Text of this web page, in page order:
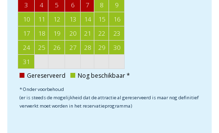
3
4 5 6 7 8
9
10
11 12 13 14 15
16
17
18 19 20 21 22
23
24
25 26 27 28 29
30
31
Gereserveerd Nog beschikbaar *
* Onder voorbehoud
(er is steeds de mogelijkheid dat de attractie al gereserveerd is maar nog definitief
verwerkt moet worden in het reservatieprogramma)